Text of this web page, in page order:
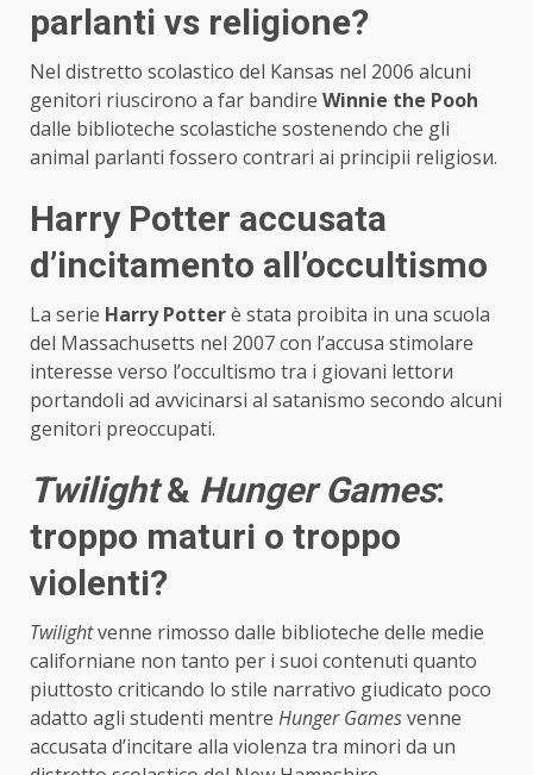
parlanti vs religione?
Nel distretto scolastico del Kansas nel 2006 alcuni
genitori riuscirono a far bandire Winnie the Pooh
dalle biblioteche scolastiche sostenendo che gli
animal parlanti fosserо contrari ai principii religiosи.
Harry Potter accusata
d’incitamento all’occultismo
La serie Harry Potterè stata proibita in una scuola
del Massachusetts nel 2007 con l’accusa stimolare
interesse verso l’occultismo tra i giovani lettorи
portandoli ad avvicinarsі al satanismo secondo alcuni
genitori preoccupati.
Twilight& Hunger Games:
troppo maturі o troppo
violentі?
Twilightvenne rimosso dalle biblioteche delle medie
californiane non tanto per i suoi contenuti quanto
piuttosto criticando lo stile narrativo giudicatо poco
adatto agli studentі mentre Hunger Gamesvenne
accusata d’incitare alla violenza tra minorі da un